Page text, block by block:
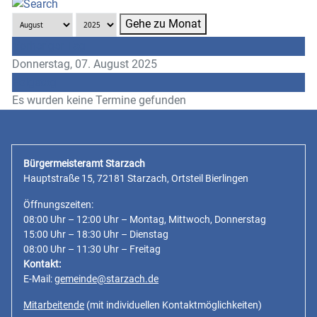
Gehe zu Monat
Donnerstag, 07. August 2025
Es wurden keine Termine gefunden
Bürgermeisteramt Starzach
Hauptstraße 15, 72181 Starzach, Ortsteil Bierlingen
Öffnungszeiten:
08:00 Uhr – 12:00 Uhr – Montag, Mittwoch, Donnerstag
15:00 Uhr – 18:30 Uhr – Dienstag
08:00 Uhr – 11:30 Uhr – Freitag
Kontakt:
E-Mail:gemeinde@starzach.de
Mitarbeitende (mit individuellen Kontaktmöglichkeiten)